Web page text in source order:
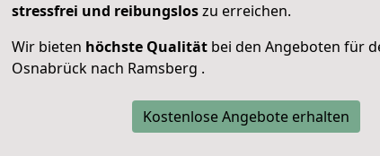
stressfrei und reibungsloszu erreichen.
Wir bieten höchste Qualität bei den Angeboten für
Osnabrück nach Ramsberg .
Kostenlose Angebote erhalten